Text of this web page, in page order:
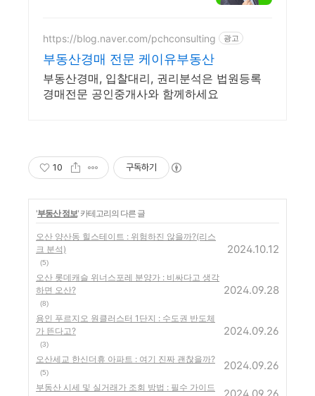
https://blog.naver.com/pchconsulting 광고
부동산경매 전문 케이유부동산
부동산경매, 입찰대리, 권리분석은 법원등록
경매전문 공인중개사와 함께하세요
10 구독하기
'부동산 정보' 카테고리의 다른 글
오산 양산동 힐스테이트 : 위험하진 않을까?(리스
크 분석)
(5)
2024.10.12
오산 롯데캐슬 위너스포레 분양가 : 비싸다고 생각
하면 오산?
(8)
2024.09.28
용인 푸르지오 원클러스터 1단지 : 수도권 반도체
가 뜬다고?
(3)
2024.09.26
오산세교 한신더휴 아파트 : 여기 진짜 괜찮을까?
(5)
2024.09.26
부동산 시세 및 실거래가 조회 방법 : 필수 가이드